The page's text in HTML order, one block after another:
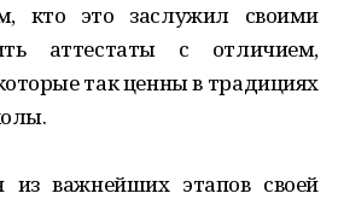
кто это заслужил своими
аттестаты с отличием,
так ценны в традициях
важнейших этапов своей